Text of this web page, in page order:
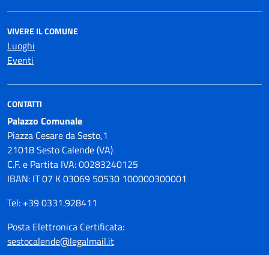
VIVERE IL COMUNE
Luoghi
Eventi
CONTATTI
Palazzo Comunale
Piazza Cesare da Sesto,1
21018 Sesto Calende (VA)
C.F. e Partita IVA: 00283240125
IBAN: IT 07 K 03069 50530 100000300001
Tel: +39 0331.928411
Posta Elettronica Certificata:
sestocalende@legalmail.it